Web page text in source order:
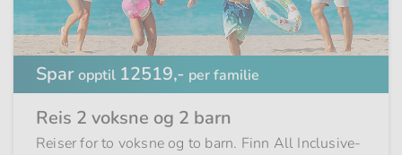
Sparopptil 12519,- per familie
Reis 2 voksne og 2 barn
Reiser for to voksne og to barn. Finn All Inclusive-